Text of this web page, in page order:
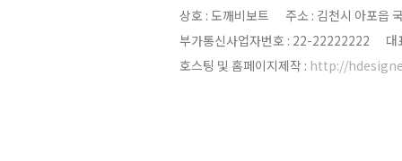
상호 : 도깨비보트 주소 : 김천시 아포
부가통신사업자번호 : 22-22222222 대
호스팅 및 홈페이지제작 : http://